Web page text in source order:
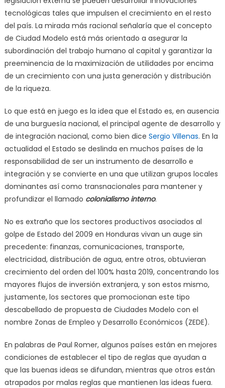
tecnológicas tales que impulsen el crecimiento en el resto
del país. La mirada más racional señalaría que el concepto
de Ciudad Modelo está más orientado a asegurar la
subordinación del trabajo humano al capital y garantizar la
preeminencia de la maximización de utilidades por encima
de un crecimiento con una justa generación y distribución
de la riqueza.
Lo que está en juego es la idea que el Estado es, en ausencia
de una burguesía nacional, el principal agente de desarrollo y
de integración nacional, como bien dice Sergio Villenas. En la
actualidad el Estado se deslinda en muchos países de la
responsabilidad de ser un instrumento de desarrollo e
integración y se convierte en una que utilizan grupos locales
dominantes así como transnacionales para mantener y
profundizar el llamado colonialismo interno.
No es extraño que los sectores productivos asociados al
golpe de Estado del 2009 en Honduras vivan un auge sin
precedente: finanzas, comunicaciones, transporte,
electricidad, distribución de agua, entre otros, obtuvieran
crecimiento del orden del 100% hasta 2019, concentrando los
mayores flujos de inversión extranjera, y son estos mismo,
justamente, los sectores que promocionan este tipo
descabellado de propuesta de Ciudades Modelo con el
nombre Zonas de Empleo y Desarrollo Económicos (ZEDE).
En palabras de Paul Romer, algunos países están en mejores
condiciones de establecer el tipo de reglas que ayudan a
que las buenas ideas se difundan, mientras que otros están
atrapados por malas reglas que mantienen las ideas fuera.